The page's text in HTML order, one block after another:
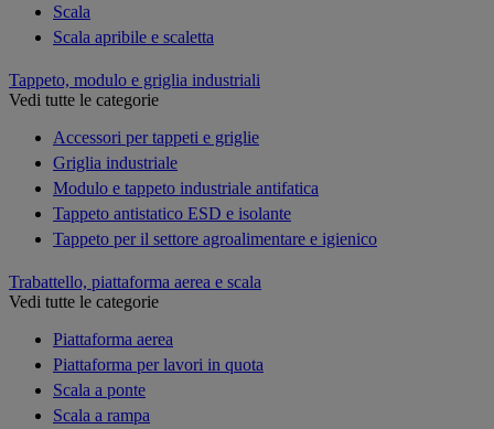
Scala
Scala apribile e scaletta
Tappeto, modulo e griglia industriali
Vedi tutte le categorie
Accessori per tappeti e griglie
Griglia industriale
Modulo e tappeto industriale antifatica
Tappeto antistatico ESD e isolante
Tappeto per il settore agroalimentare e igienico
Trabattello, piattaforma aerea e scala
Vedi tutte le categorie
Piattaforma aerea
Piattaforma per lavori in quota
Scala a ponte
Scala a rampa